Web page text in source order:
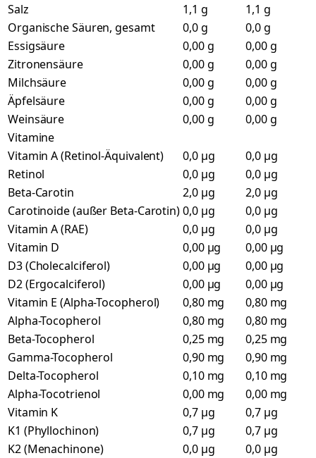
Salz
1,1 g
1,1 g
Organische Säuren, gesamt
0,0 g
0,0 g
Essigsäure
0,00 g
0,00 g
Zitronensäure
0,00 g
0,00 g
Milchsäure
0,00 g
0,00 g
Äpfelsäure
0,00 g
0,00 g
Weinsäure
0,00 g
0,00 g
Vitamine
Vitamin A (Retinol-Äquivalent)
0,0 µg
0,0 µg
Retinol
0,0 µg
0,0 µg
Beta-Carotin
2,0 µg
2,0 µg
Carotinoide (außer Beta-Carotin)0,0 µg
0,0 µg
Vitamin A (RAE)
0,0 µg
0,0 µg
Vitamin D
0,00 µg
0,00 µg
D3 (Cholecalciferol)
0,00 µg
0,00 µg
D2 (Ergocalciferol)
0,00 µg
0,00 µg
Vitamin E (Alpha-Tocopherol)
0,80 mg
0,80 mg
Alpha-Tocopherol
0,80 mg
0,80 mg
Beta-Tocopherol
0,25 mg
0,25 mg
Gamma-Tocopherol
0,90 mg
0,90 mg
Delta-Tocopherol
0,10 mg
0,10 mg
Alpha-Tocotrienol
0,00 mg
0,00 mg
Vitamin K
0,7 µg
0,7 µg
K1 (Phyllochinon)
0,7 µg
0,7 µg
K2 (Menachinone)
0,0 µg
0,0 µg